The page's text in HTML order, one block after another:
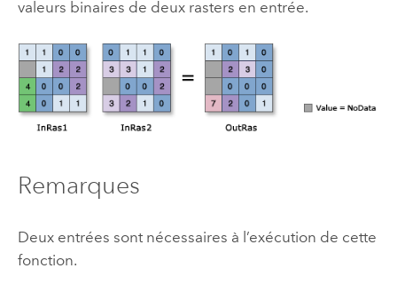
valeurs binaires de deux rasters en entrée.
Remarques
Deux entrées sont nécessaires à l’exécution de cette
fonction.